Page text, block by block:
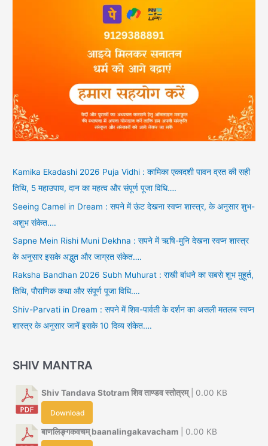
Kamika Ekadashi 2026 Puja Vidhi : कामिका एकादशी पावन व्रत की सही
तिथि, 5 महाउपाय, दान का महत्व और संपूर्ण पूजा विधि….
Seeing Camel in Dream : सपने में ऊंट देखना स्वप्न शास्त्र, के अनुसार शुभ-
अशुभ संकेत….
Sapne Mein Rishi Muni Dekhna : सपने में ऋषि-मुनि देखना स्वप्न शास्त्र
के अनुसार इसके अद्भुत और जाग्रत संकेत….
Raksha Bandhan 2026 Subh Muhurat : राखी बांधने का सबसे शुभ मुहूर्त,
तिथि, पौराणिक कथा और संपूर्ण पूजा विधि….
Shiv-Parvati in Dream : सपने में शिव-पार्वती के दर्शन का असली मतलब स्वप्न
शास्त्र के अनुसार जानें इसके 10 दिव्य संकेत….
SHIV MANTRA
Shiv Tandava Stotram शिव ताण्डव स्तोत्रम्| 0.00 KB
Download
बाणलिङ्गकवचम् baanalingakavacham | 0.00 KB